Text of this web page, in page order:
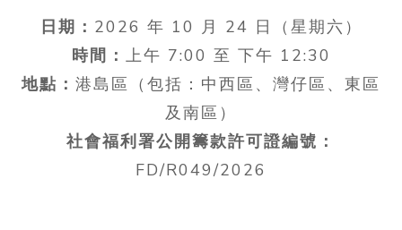
日期： 2026 年 10 月 24 日（星期六）
時間： 上午 7:00 至 下午 12:30
地點： 港島區（包括：中西區、灣仔區、東區
及南區）
社會福利署公開籌款許可證編號：
FD/R049/2026